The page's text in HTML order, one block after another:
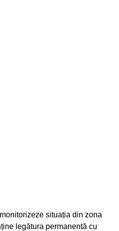
situația din zona
legătura permanentă cu